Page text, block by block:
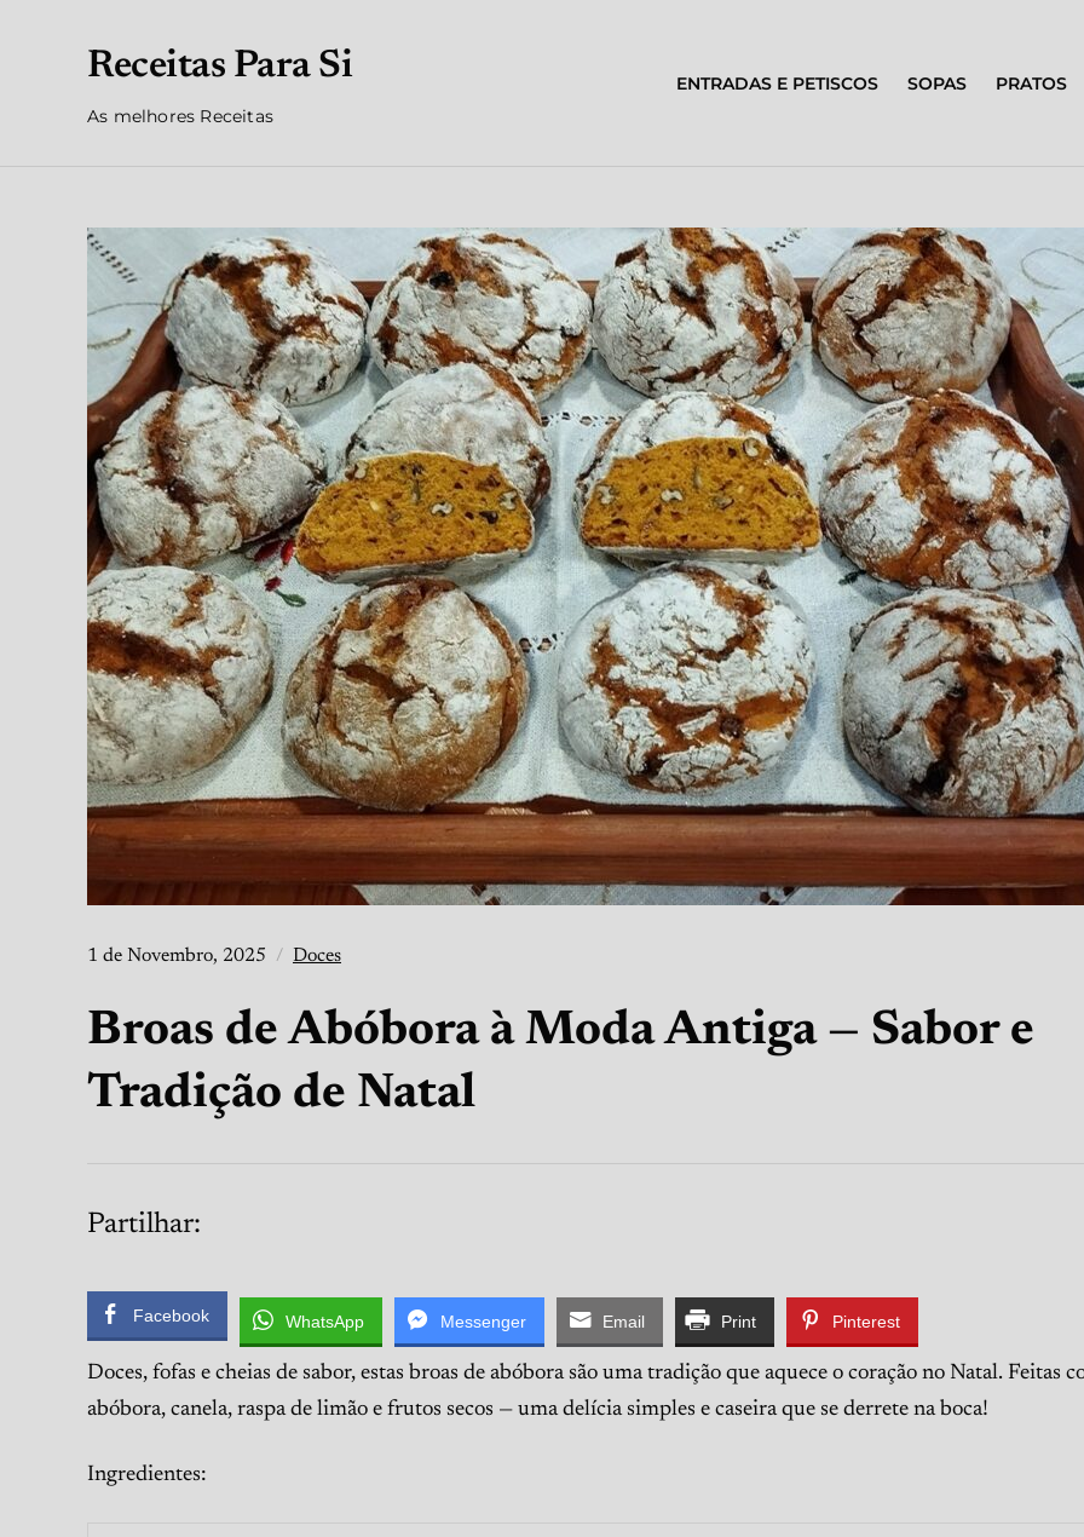
Receitas Para Si
As melhores Receitas
ENTRADAS E PETISCOS SOPAS PRATOS
1 de Novembro, 2025 Doces
Broas de Abóbora à Moda Antiga — Sabor e
Tradição de Natal
Partilhar:
Facebook WhatsApp Messenger Email Print Pinterest
Doces, fofas e cheias de sabor, estas broas de abóbora são uma tradição que aquece o coração no Natal. Feitas
abóbora, canela, raspa de limão e frutos secos — uma delícia simples e caseira que se derrete na boca!
Ingredientes: